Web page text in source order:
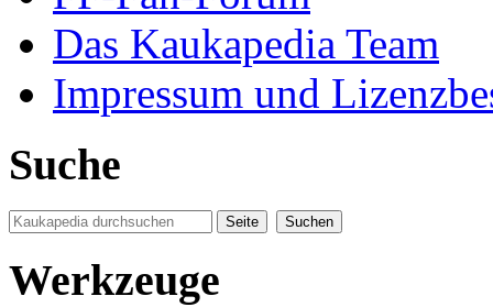
Das Kaukapedia Team
Impressum und
Suche
Werkzeuge